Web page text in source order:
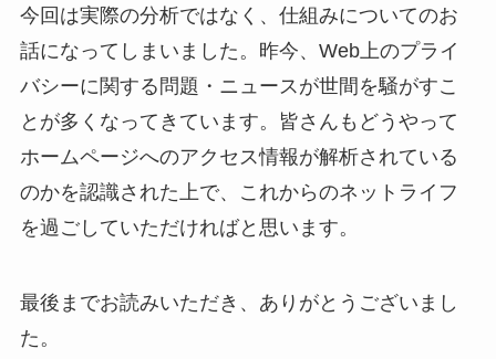
今回は実際の分析ではなく、仕組みについてのお
話になってしまいました。昨今、Web上のプライ
バシーに関する問題・ニュースが世間を騒がすこ
とが多くなってきています。皆さんもどうやって
ホームページへのアクセス情報が解析されている
のかを認識された上で、これからのネットライフ
を過ごしていただければと思います。
最後までお読みいただき、ありがとうございまし
た。